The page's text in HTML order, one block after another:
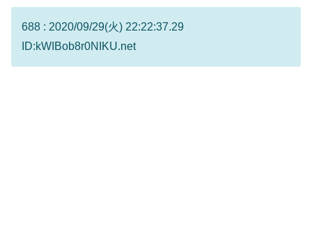
688 : 2020/09/29(火) 22:22:37.29
ID:kWIBob8r0NIKU.net